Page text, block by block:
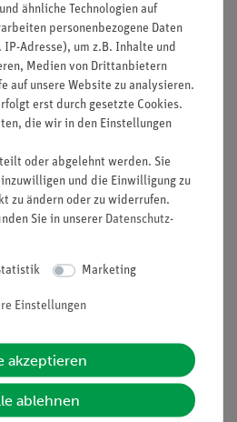
sich auch
Artikel-Nr.:
Cobra SMARTsense
die elektrische
Herzaktivität 0 ... 4,5
mV (Bluetooth + USB)
ähnliche Technologien auf
personenbezogene Daten
IP-Adresse), um z.B. Inhalte und
Medien von Drittanbietern
auf unsere Website zu analysieren.
erst durch gesetzte Cookies.
die wir in den Einstellungen
oder abgelehnt werden. Sie
und die Einwilligung zu
zu ändern oder zu widerrufen.
Sie in unserer Daten­schutz­
Marketing
Einstellungen
akzeptieren
ablehnen